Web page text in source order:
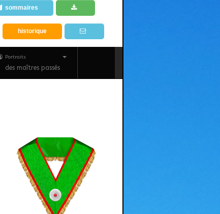
sommaires
historique
Portraits
des maîtres passés